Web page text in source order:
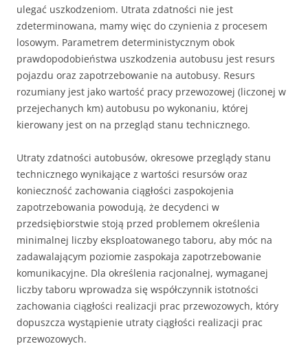
ulegać uszkodzeniom. Utrata zdatności nie jest
zdeterminowana, mamy więc do czynienia z procesem
losowym. Parametrem deterministycznym obok
prawdopodobieństwa uszkodzenia autobusu jest resurs
pojazdu oraz zapotrzebowanie na autobusy. Resurs
rozumiany jest jako wartość pracy przewozowej (liczonej w
przejechanych km) autobusu po wykonaniu, której
kierowany jest on na przegląd stanu technicznego.
Utraty zdatności autobusów, okresowe przeglądy stanu
technicznego wynikające z wartości resursów oraz
konieczność zachowania ciągłości zaspokojenia
zapotrzebowania powodują, że decydenci w
przedsiębiorstwie stoją przed problemem określenia
minimalnej liczby eksploatowanego taboru, aby móc na
zadawalającym poziomie zaspokaja zapotrzebowanie
komunikacyjne. Dla określenia racjonalnej, wymaganej
liczby taboru wprowadza się współczynnik istotności
zachowania ciągłości realizacji prac przewozowych, który
dopuszcza wystąpienie utraty ciągłości realizacji prac
przewozowych.